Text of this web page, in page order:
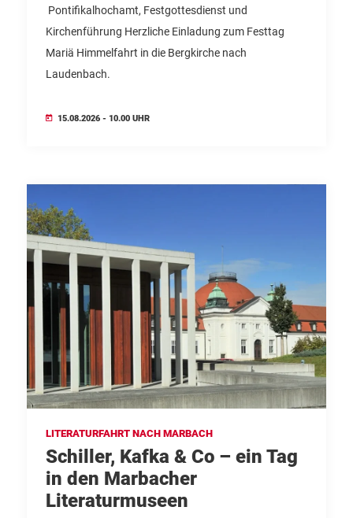
Pontifikalhochamt, Festgottesdienst und
Kirchenführung Herzliche Einladung zum Festtag
Mariä Himmelfahrt in die Bergkirche nach
Laudenbach.
15.08.2026 - 10.00 UHR
LITERATURFAHRT NACH MARBACH
Schiller, Kafka & Co – ein Tag
in den Marbacher
Literaturmuseen